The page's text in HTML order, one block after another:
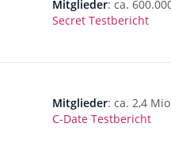
Mitglieder: ca.
Secret Testbericht
Mitglieder: ca. 2,4 Mio
C-Date Testbericht